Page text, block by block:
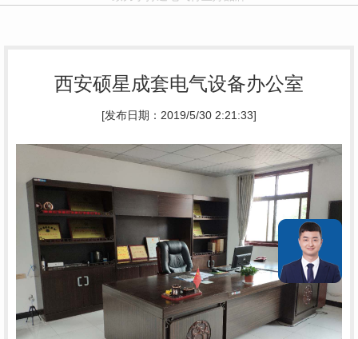
西安硕星成套电气设备办公室
[发布日期：2019/5/30 2:21:33]